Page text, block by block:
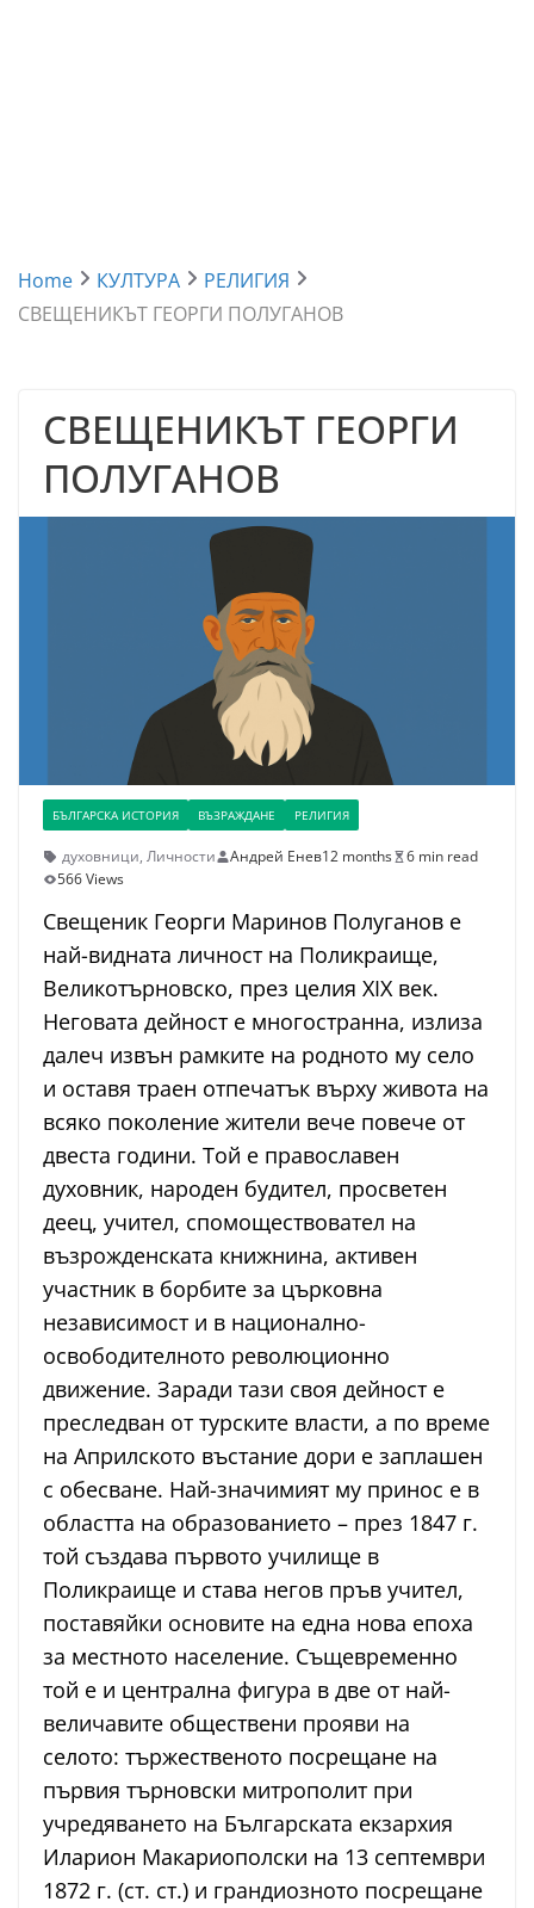
Home КУЛТУРА
РЕЛИГИЯ
СВЕЩЕНИКЪТ ГЕОРГИ ПОЛУГАНОВ
СВЕЩЕНИКЪТ ГЕОРГИ
ПОЛУГАНОВ
БЪЛГАРСКА ИСТОРИЯ ВЪЗРАЖДАНЕ РЕЛИГИЯ
духовници, Личности Андрей Енев12 months
6 min read
566 Views
Свещеник Георги Маринов Полуганов е
най-видната личност на Поликраище,
Великотърновско, през целия XIX век.
Неговата дейност е многостранна, излиза
далеч извън рамките на родното му село
и оставя траен отпечатък върху живота на
всяко поколение жители вече повече от
двеста години. Той е православен
духовник, народен будител, просветен
деец, учител, спомоществовател на
възрожденската книжнина, активен
участник в борбите за църковна
независимост и в национално-
освободителното революционно
движение. Заради тази своя дейност е
преследван от турските власти, а по време
на Априлското въстание дори е заплашен
с обесване. Най-значимият му принос е в
областта на образованието – през 1847 г.
той създава първото училище в
Поликраище и става негов пръв учител,
поставяйки основите на една нова епоха
за местното население. Същевременно
той е и централна фигура в две от най-
величавите обществени прояви на
селото: тържественото посрещане на
първия търновски митрополит при
учредяването на Българската екзархия
Иларион Макариополски на 13 септември
1872 г. (ст. ст.) и грандиозното посрещане